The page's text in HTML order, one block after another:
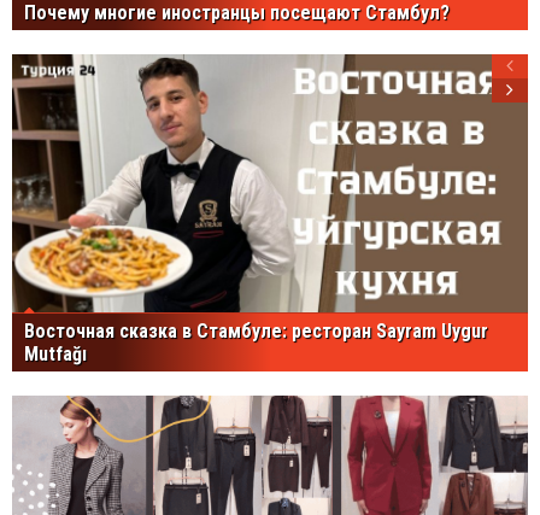
Почему многие иностранцы посещают Стамбул?
Восточная сказка в Стамбуле: ресторан Sayram Uygur
Mutfağı